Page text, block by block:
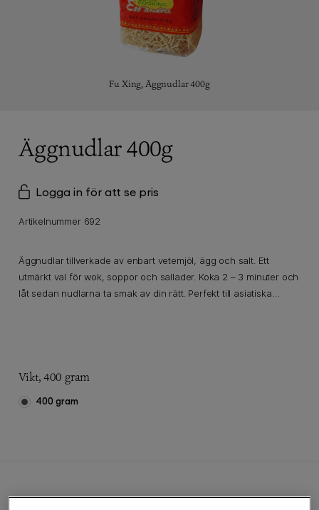
Äggnudlar 400g
Logga in för att se pris
Artikelnummer 692
Äggnudlar tillverkade av enbart vetemjöl, ägg och salt. Ett
utmärkt val för wok, soppor och sallader. Koka 2 – 3 minuter och
låt sedan nudlarna ta smak av din rätt. Perfekt till asiatiska
Vikt, 400 gram
400 gram
Fu Xing, Äggnudlar 400g